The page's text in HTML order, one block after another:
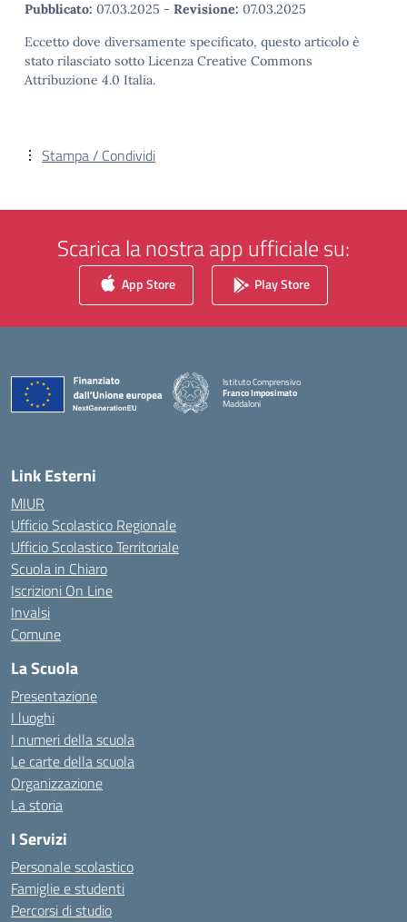
Pubblicato: 07.03.2025 - Revisione: 07.03.2025
Eccetto dove diversamente specificato, questo articolo è
stato rilasciato sotto Licenza Creative Commons
Attribuzione 4.0 Italia.
Stampa / Condividi
Scarica la nostra app ufficiale su:
App Store Play Store
Istituto Comprensivo
Franco Imposimato
Maddaloni
Link Esterni
MIUR
Ufficio Scolastico Regionale
Ufficio Scolastico Territoriale
Scuola in Chiaro
Iscrizioni On Line
Invalsi
Comune
La Scuola
Presentazione
I luoghi
I numeri della scuola
Le carte della scuola
Organizzazione
La storia
I Servizi
Personale scolastico
Famiglie e studenti
Percorsi di studio